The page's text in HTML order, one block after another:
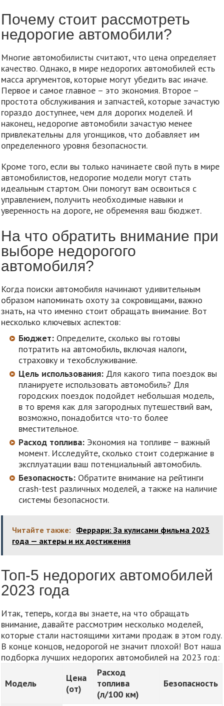
Почему стоит рассмотреть
недорогие автомобили?
Многие автомобилисты считают, что цена определяет
качество. Однако, в мире недорогих автомобилей есть
масса аргументов, которые могут убедить вас иначе.
Первое и самое главное – это экономия. Второе –
простота обслуживания и запчастей, которые зачастую
гораздо доступнее, чем для дорогих моделей. И
наконец, недорогие автомобили зачастую менее
привлекательны для угонщиков, что добавляет им
определенного уровня безопасности.
Кроме того, если вы только начинаете свой путь в мире
автомобилистов, недорогие модели могут стать
идеальным стартом. Они помогут вам освоиться с
управлением, получить необходимые навыки и
уверенность на дороге, не обременяя ваш бюджет.
На что обратить внимание при
выборе недорогого
автомобиля?
Когда поиски автомобиля начинают удивительным
образом напоминать охоту за сокровищами, важно
знать, на что именно стоит обращать внимание. Вот
несколько ключевых аспектов:
Бюджет: Определите, сколько вы готовы
потратить на автомобиль, включая налоги,
страховку и техобслуживание.
Цель использования: Для какого типа поездок вы
планируете использовать автомобиль? Для
городских поездок подойдет небольшая модель,
в то время как для загородных путешествий вам,
возможно, понадобится что-то более
вместительное.
Расход топлива: Экономия на топливе – важный
момент. Исследуйте, сколько стоит содержание в
эксплуатации ваш потенциальный автомобиль.
Безопасность: Обратите внимание на рейтинги
crash-test различных моделей, а также на наличие
системы безопасности.
Читайте также: Феррари: За кулисами фильма 2023
года — актеры и их достижения
Топ-5 недорогих автомобилей
2023 года
Итак, теперь, когда вы знаете, на что обращать
внимание, давайте рассмотрим несколько моделей,
которые стали настоящими хитами продаж в этом году.
В конце концов, недорогой не значит плохой! Вот наша
подборка лучших недорогих автомобилей на 2023 год:
Модель
Цена
(от)
Расход
топлива
(л/100 км)
Безопасность